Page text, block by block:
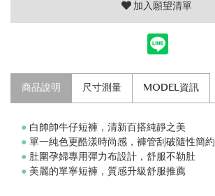
加入願望清單
商品說明 尺寸測量 MODEL資訊
● 白帥帥牛仔短褲，清新百搭純靜之美
● 單一純色更酷漾時尚感，褲管刮破隨性簡約
● 肚圍孕婦專用彈力布設計，舒服不勒肚
● 美麗的單寧短褲，質感升級舒服推薦